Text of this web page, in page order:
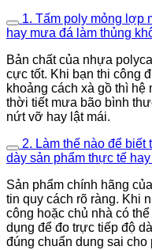
1. Tấm poly mỏng lợp
hay mưa đá làm thủng
Bản chất của nhựa
cực tốt. Khi bạn thi công
khoảng cách xà gồ thì
thời tiết mưa bão bình
nứt vỡ hay lật mái.
2. Làm thế nào để
dày sản phẩm thực tế
Sản phẩm chính hãng của
tin quy cách rõ ràng. Khi
công hoặc chủ nhà có
dụng để đo trực tiếp độ
đúng chuẩn dung sai cho